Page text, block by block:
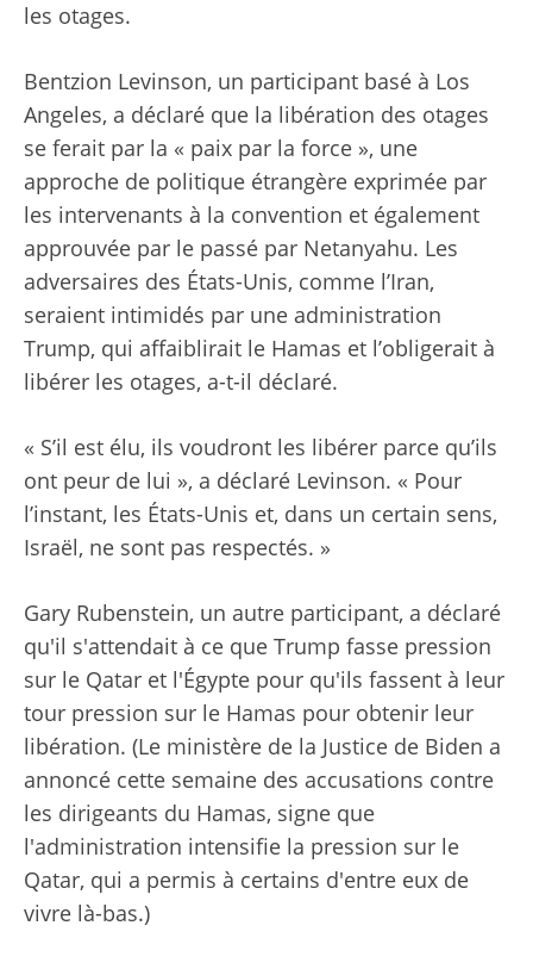
les otages.
Bentzion Levinson, un participant basé à Los
Angeles, a déclaré que la libération des otages
se ferait par la « paix par la force », une
approche de politique étrangère exprimée par
les intervenants à la convention et également
approuvée par le passé par Netanyahu. Les
adversaires des États-Unis, comme l’Iran,
seraient intimidés par une administration
Trump, qui affaiblirait le Hamas et l’obligerait à
libérer les otages, a-t-il déclaré.
« S’il est élu, ils voudront les libérer parce qu’ils
ont peur de lui », a déclaré Levinson. « Pour
l’instant, les États-Unis et, dans un certain sens,
Israël, ne sont pas respectés. »
Gary Rubenstein, un autre participant, a déclaré
qu'il s'attendait à ce que Trump fasse pression
sur le Qatar et l'Égypte pour qu'ils fassent à leur
tour pression sur le Hamas pour obtenir leur
libération. (Le ministère de la Justice de Biden a
annoncé cette semaine des accusations contre
les dirigeants du Hamas, signe que
l'administration intensifie la pression sur le
Qatar, qui a permis à certains d'entre eux de
vivre là-bas.)